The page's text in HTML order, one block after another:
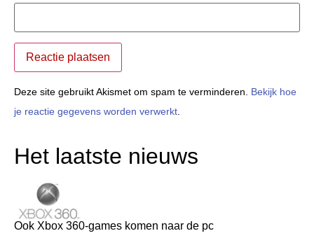
Deze site gebruikt Akismet om spam te verminderen. Bekijk hoe
je reactie gegevens worden verwerkt
Het laatste nieuws
Ook Xbox 360-games komen naar de pc